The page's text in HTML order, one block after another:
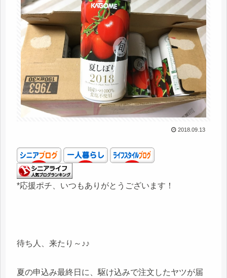
2018.09.13
*応援ポチ、いつもありがとうございます！
待ち人、来たり～♪♪
夏の申込み最終日に、駆け込みで注文したヤツが届